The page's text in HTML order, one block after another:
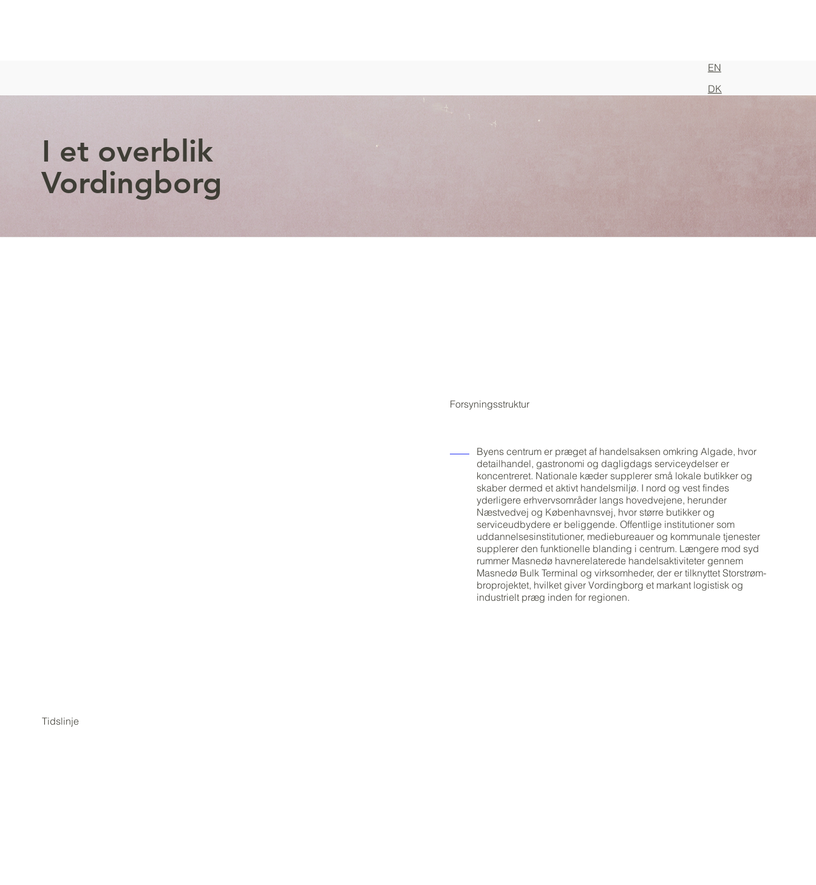
EN
DK
I et overblik
Vordingborg
Forsyningsstruktur
Byens centrum er præget af handelsaksen omkring Algade, hvor
detailhandel, gastronomi og dagligdags serviceydelser er
koncentreret. Nationale kæder supplerer små lokale butikker og
skaber dermed et aktivt handelsmiljø. I nord og vest findes
yderligere erhvervsområder langs hovedvejene, herunder
Næstvedvej og Københavnsvej, hvor større butikker og
serviceudbydere er beliggende. Offentlige institutioner som
uddannelsesinstitutioner, mediebureauer og kommunale tjenester
supplerer den funktionelle blanding i centrum. Længere mod syd
rummer Masnedø havnerelaterede handelsaktiviteter gennem
Masnedø Bulk Terminal og virksomheder, der er tilknyttet Storstrøm-
broprojektet, hvilket giver Vordingborg et markant logistisk og
industrielt præg inden for regionen.
Tidslinje